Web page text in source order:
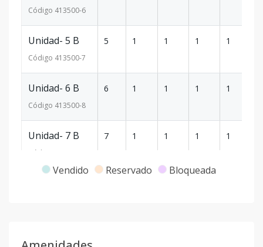
Código 413500-6
Unidad- 5 B
Código 413500-7
5 1 1 1 1
Unidad- 6 B
Código 413500-8
6 1 1 1 1
Unidad- 7 B
Código
7 1 1 1 1
Vendido Reservado Bloqueada